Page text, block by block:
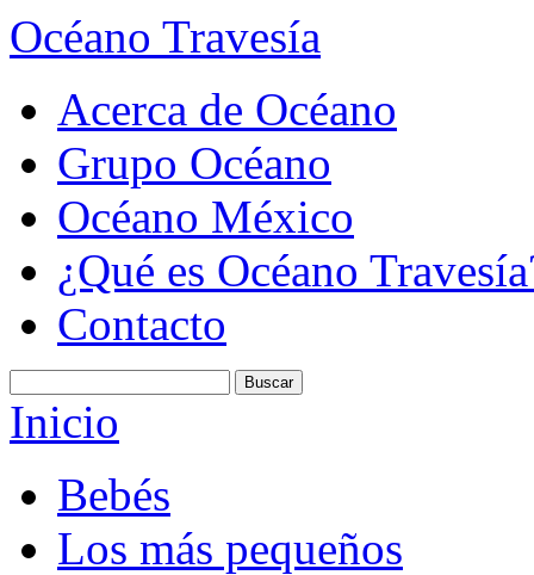
Océano Travesía
Acerca de Océano
Grupo Océano
Océano México
¿Qué es Océano
Contacto
Inicio
Bebés
Los más pequeños